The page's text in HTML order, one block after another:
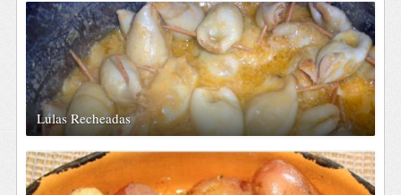
Lulas Recheadas